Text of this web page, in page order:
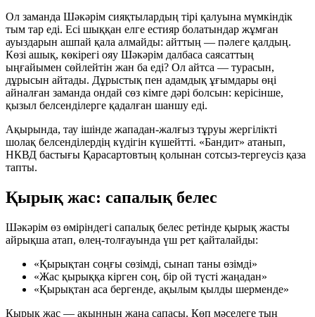
Ол заманда Шәкәрім сияқтылардың тірі қалуына мүмкіндік
тым тар еді. Есі шыққан елге естияр болатындар жұмған
ауыздарын ашпай қала алмайды: айттың — пәлеге қалдың.
Көзі ашық, көкірегі ояу Шәкәрім далбаса саясаттың
ыңғайымен сөйлейтін жан ба еді? Ол айтса — турасын,
дұрысын айтады. Дұрыстық пен адамдық ұғымдары өңі
айналған заманда ондай сөз кімге дәрі болсын: керісінше,
қызыл белсенділерге қадалған шаншу еді.
Ақырында, тау ішінде жападан-жалғыз тұруы жергілікті
шолақ белсенділердің күдігін күшейтті. «Бандит» атанып,
НКВД бастығы Қарасартовтың қолынан сотсыз-тергеусіз қаза
тапты.
Қырық жас: сапалық белес
Шәкәрім өз өміріндегі сапалық белес ретінде қырық жасты
айрықша атап, өлең-толғауында үш рет қайталайды:
«Қырықтан соңғы сөзімді, сынап таны өзімді»
«Жас қырыққа кірген соң, бір ой түсті жаңадан»
«Қырықтан аса бергенде, ақылым қылды шерменде»
Қырық жас — ақынның жаңа сапасы. Көп мәселеге тың